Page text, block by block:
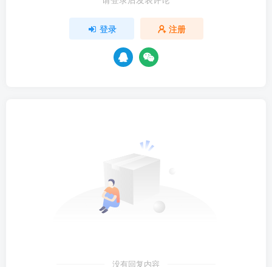
登录 注册
没有回复内容